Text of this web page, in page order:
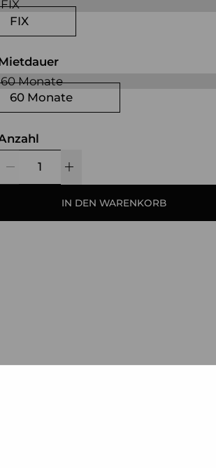
FIX
60 Monate
IN DEN WARENKORB